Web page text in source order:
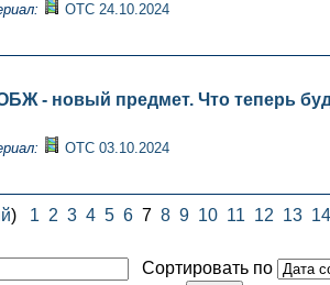
ОТС 24.10.2024
- новый предмет. Что теперь
ОТС 03.10.2024
) 1 2 3 4 5 67 8 9 10 11 12 13 14
Сортировать по